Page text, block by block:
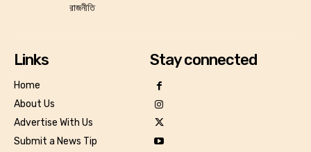
রাজনীতি
Links
Home
About Us
Advertise With Us
Submit a News Tip
Stay connected